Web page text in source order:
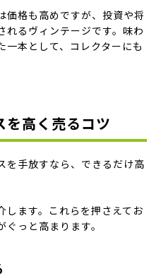
価格も高めですが、投資や将
れるヴィンテージです。味わ
一本として、コレクターにも
を高く売るコツ
を手放すなら、できるだけ高
します。これらを押さえてお
っと高まります。